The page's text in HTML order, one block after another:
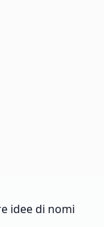
idee di nomi